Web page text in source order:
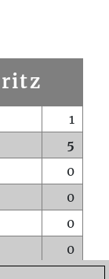
1
5
0
0
0
0